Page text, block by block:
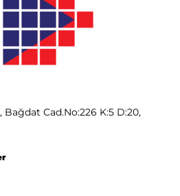
Cad.No:226 K:5 D:20,